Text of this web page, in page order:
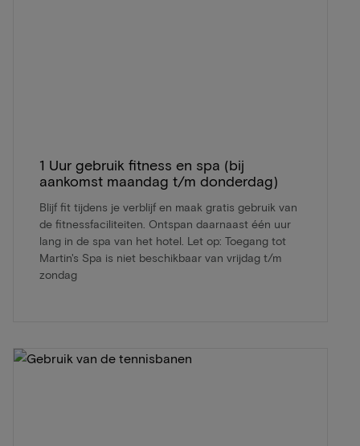
1 Uur gebruik fitness en spa (bij
aankomst maandag t/m donderdag)
Blijf fit tijdens je verblijf en maak gratis gebruik van
de fitnessfaciliteiten. Ontspan daarnaast één uur
lang in de spa van het hotel. Let op: Toegang tot
Martin's Spa is niet beschikbaar van vrijdag t/m
zondag